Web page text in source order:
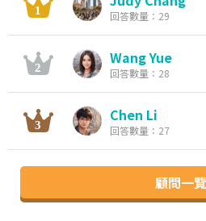
回答數量：29
Wang Yue
回答數量：28
Chen Li
回答數量：27
顧問一覽